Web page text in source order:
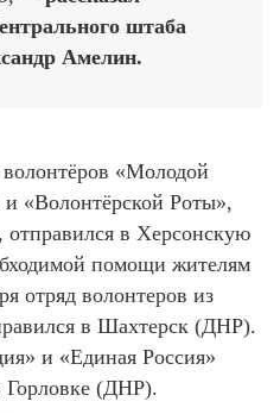
штаба
Амелин.
«Молодой
«Волонтёрской Роты»,
отправился в Херсонскую
помощи жителям
отряд волонтеров из
в Шахтерск (ДНР).
и «Единая Россия»
(ДНР).